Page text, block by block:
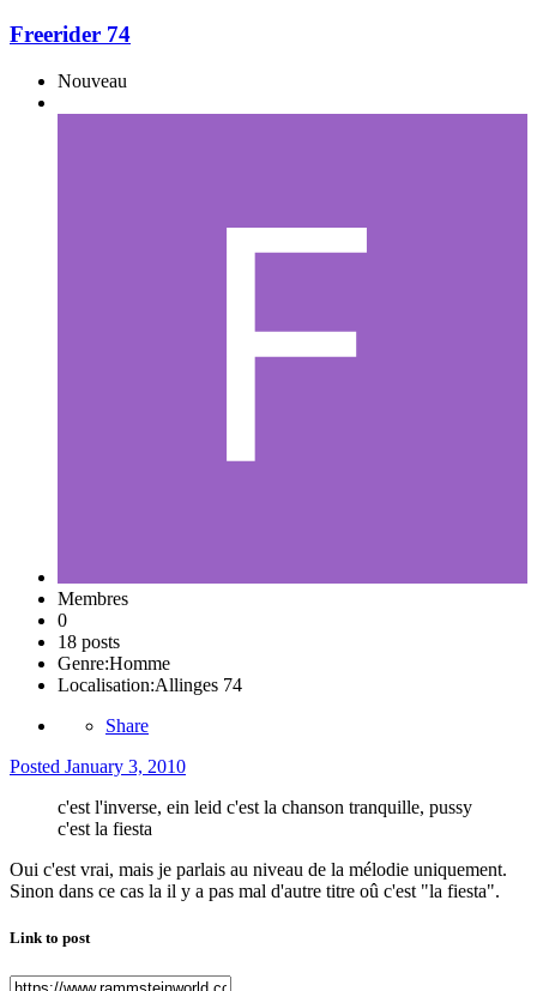
Freerider 74
Nouveau
Membres
0
18 posts
Genre:Homme
Localisation:Allinges 74
Share
Posted January 3, 2010
c'est l'inverse, ein leid c'est la chanson tranquille, pussy
c'est la fiesta
Oui c'est vrai, mais je parlais au niveau de la mélodie uniquement.
Sinon dans ce cas la il y a pas mal d'autre titre oû c'est "la fiesta".
Link to post